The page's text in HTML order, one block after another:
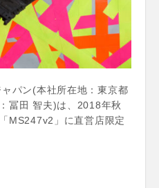
パン(本社所在地：東京都
冨田 智夫)は、2018年秋
MS247v2」に直営店限定